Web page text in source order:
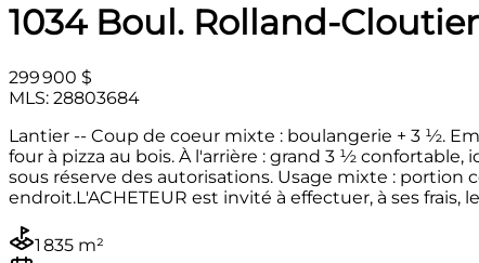
1034 Boul. Rolland-
299 900 $
MLS: 28803684
Lantier -- Coup de coeur mixte : boulangerie + 3 ½.
four à pizza au bois. À l'arrière : grand 3 ½
sous réserve des autorisations. Usage mixte : portion
endroit.L'ACHETEUR est invité à effectuer, à ses
1 835 m²